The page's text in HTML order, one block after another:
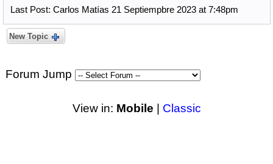
Last Post: Carlos Matías 21 Septiempbre 2023 at 7:48pm
New Topic
Forum Jump
View in: Mobile Classic